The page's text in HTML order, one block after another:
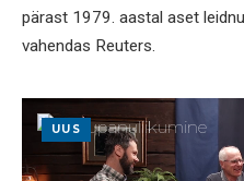
pärast 1979. aastal aset
vahendas Reuters.
UUS